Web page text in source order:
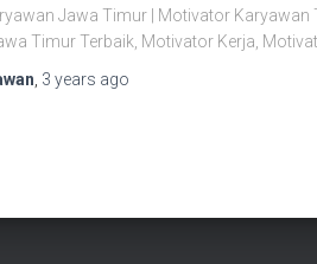
Jawa Timur | Motivator Karyawan
Timur Terbaik, Motivator Kerja,
3 years ago